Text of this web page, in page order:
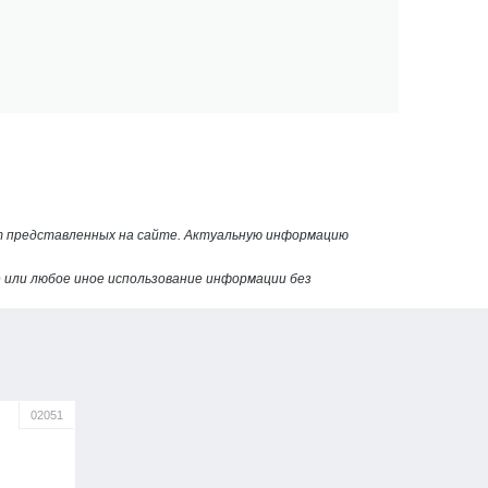
представленных на сайте. Актуальную информацию
любое иное использование информации без
02051